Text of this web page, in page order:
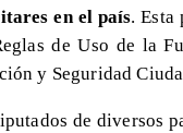
en el país. Esta
de Uso de la
y Seguridad
de diversos